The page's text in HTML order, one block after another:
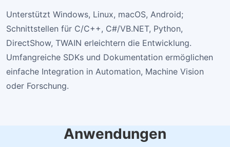
Unterstützt Windows, Linux, macOS, Android;
Schnittstellen für C/C++, C#/VB.NET, Python,
DirectShow, TWAIN erleichtern die Entwicklung.
Umfangreiche SDKs und Dokumentation ermöglichen
einfache Integration in Automation, Machine Vision
oder Forschung.
Anwendungen